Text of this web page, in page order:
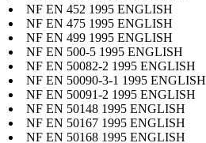
NF EN 452 1995 ENGLISH
NF EN 475 1995 ENGLISH
NF EN 499 1995 ENGLISH
NF EN 500-5 1995 ENGLISH
NF EN 50082-2 1995 ENGLISH
NF EN 50090-3-1 1995 ENGLISH
NF EN 50091-2 1995 ENGLISH
NF EN 50148 1995 ENGLISH
NF EN 50167 1995 ENGLISH
NF EN 50168 1995 ENGLISH